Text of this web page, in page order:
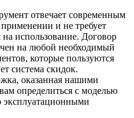
отвечает современным
и не требует
использование. Договор
на любой необходимый
которые пользуются
система скидок.
оказанная нашими
определиться с моделью
эксплуатационными